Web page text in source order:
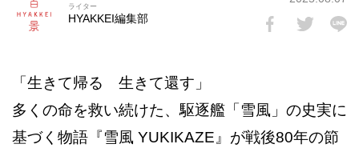
ライター
HYAKKEI編集部
「生きて帰る 生きて還す」
多くの命を救い続けた、駆逐艦「雪風」の史実に
基づく物語『雪風 YUKIKAZE』が戦後80年の節